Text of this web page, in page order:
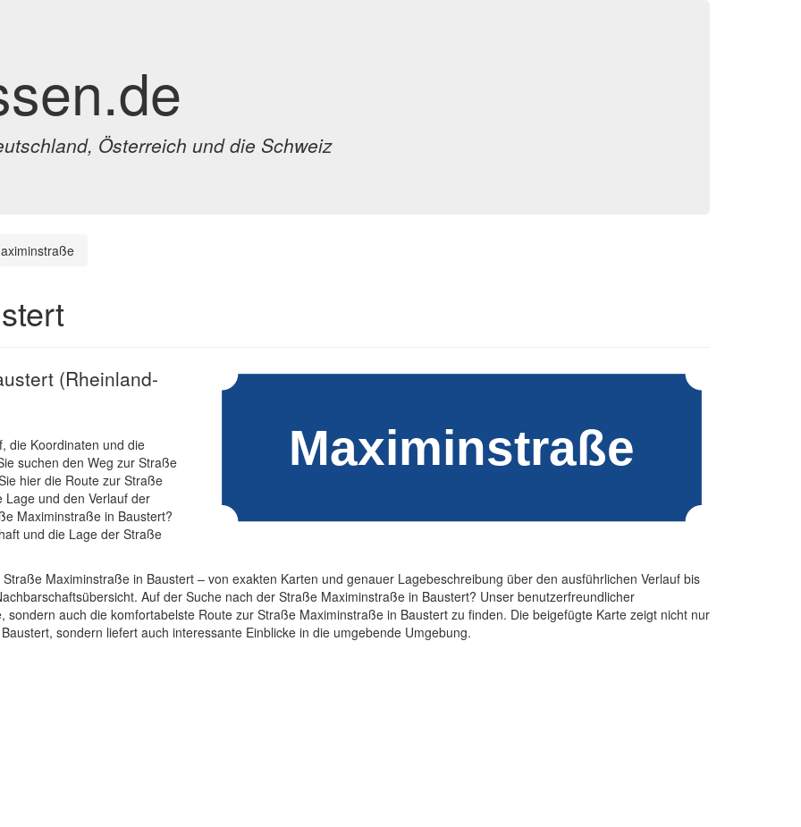
Österreich und die Schweiz
(Rheinland-
die Koordinaten und die
suchen den Weg zur Straße
hier die Route zur Straße
und den Verlauf der
Maximinstraße in Baustert?
und die Lage der Straße
Maximinstraße in Baustert – von exakten Karten und genauer Lagebeschreibung über den ausführlichen Verlauf bis
Auf der Suche nach der Straße Maximinstraße in Baustert? Unser benutzerfreundlicher
auch die komfortabelste Route zur Straße Maximinstraße in Baustert zu finden. Die beigefügte Karte zeigt nicht nur
sondern liefert auch interessante Einblicke in die umgebende Umgebung.